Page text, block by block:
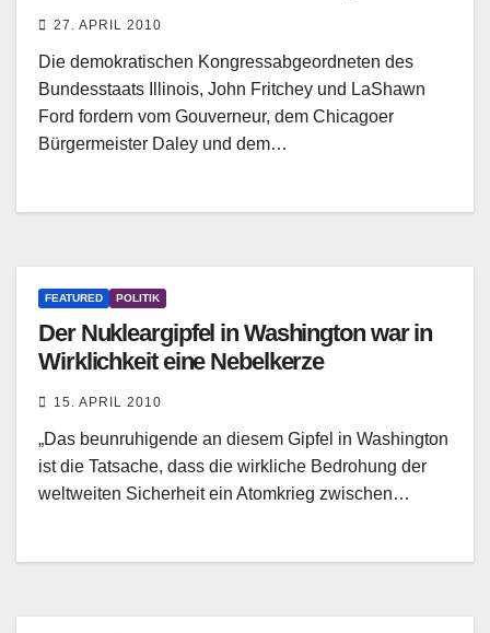
27. APRIL 2010
Die demokratischen Kongressabgeordneten des
Bundesstaats Illinois, John Fritchey und LaShawn
Ford fordern vom Gouverneur, dem Chicagoer
Bürgermeister Daley und dem…
FEATURED POLITIK
Der Nukleargipfel in Washington war in
Wirklichkeit eine Nebelkerze
15. APRIL 2010
„Das beunruhigende an diesem Gipfel in Washington
ist die Tatsache, dass die wirkliche Bedrohung der
weltweiten Sicherheit ein Atomkrieg zwischen…